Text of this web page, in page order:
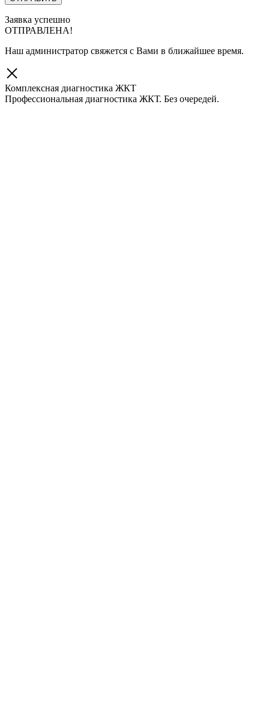
Заявка успешно
ОТПРАВЛЕНА!
Наш администратор свяжется с Вами в ближайшее время.
Комплексная диагностика ЖКТ
Профессиональная диагностика ЖКТ. Без очередей.